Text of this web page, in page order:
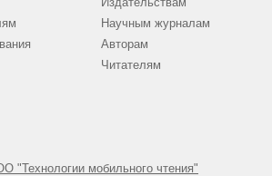
"Технологии мобильного чтения"
Научным журналам
Авторам
Читателям